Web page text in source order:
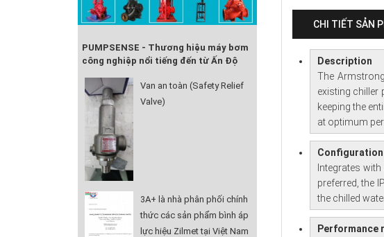
CHI TIẾT SẢN
Description
The
existing chiller
keeping the
at optimum
Configuration
Integrates
preferred, the
the chilled
Performance
PUMPSENSE - Thương hiệu máy bơm
công nghiệp nổi tiếng đến từ Ấn Độ
Van an toàn (Safety Relief
Valve)
3A+ là nhà phân phối chính
thức các sản phẩm bình áp
lực hiệu Zilmet tại Việt Nam